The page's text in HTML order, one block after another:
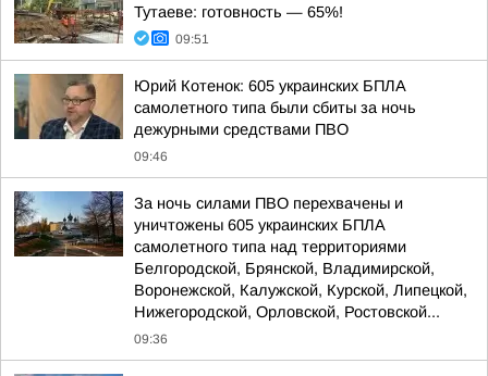
Тутаеве: готовность — 65%!
09:51
Юрий Котенок: 605 украинских БПЛА
самолетного типа были сбиты за ночь
дежурными средствами ПВО
09:46
За ночь силами ПВО перехвачены и
уничтожены 605 украинских БПЛА
самолетного типа над территориями
Белгородской, Брянской, Владимирской,
Воронежской, Калужской, Курской, Липецкой,
Нижегородской, Орловской, Ростовской...
09:36